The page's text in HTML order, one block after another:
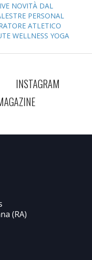
NOVITÀ DAL
PERSONAL
ATLETICO
WELLNESS YOGA
INSTAGRAM
(RA)